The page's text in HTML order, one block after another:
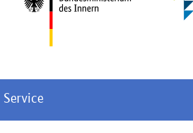
Service